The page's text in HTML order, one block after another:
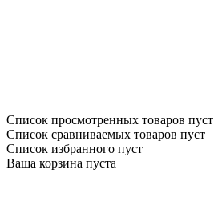
Список просмотренных товаров пуст
Список сравниваемых товаров пуст
Список избранного пуст
Ваша корзина пуста